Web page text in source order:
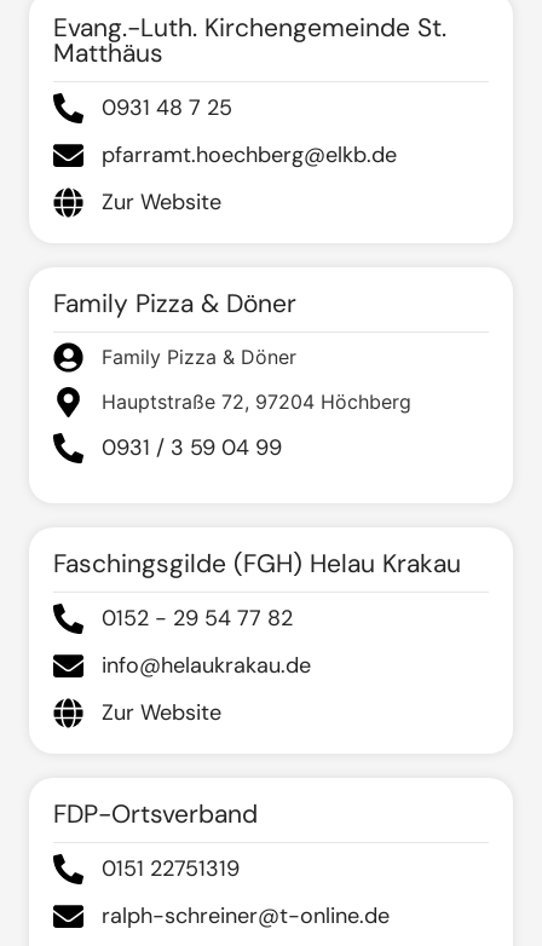
Evang.-Luth. Kirchengemeinde St.
Matthäus
0931 48 7 25
pfarramt.hoechberg@elkb.de
Zur Website
Family Pizza & Döner
Family Pizza & Döner
Hauptstraße 72, 97204 Höchberg
0931 / 3 59 04 99
Faschingsgilde (FGH) Helau Krakau
0152 - 29 54 77 82
info@helaukrakau.de
Zur Website
FDP-Ortsverband
0151 22751319
ralph-schreiner@t-online.de